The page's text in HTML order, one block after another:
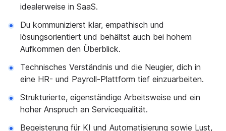
idealerweise in SaaS.
Du kommunizierst klar, empathisch und
lösungsorientiert und behältst auch bei hohem
Aufkommen den Überblick.
Technisches Verständnis und die Neugier, dich in
eine HR- und Payroll-Plattform tief einzuarbeiten.
Strukturierte, eigenständige Arbeitsweise und ein
hoher Anspruch an Servicequalität.
Begeisterung für KI und Automatisierung sowie Lust,